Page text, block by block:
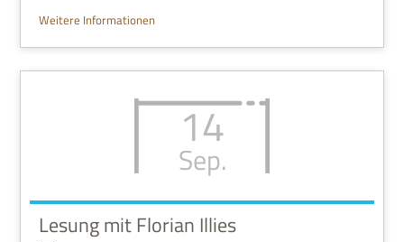
Wei­tere Informationen
14
Sep.
Lesung mit Florian Illies